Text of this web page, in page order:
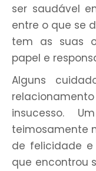
ser saudável
entre o que se
tem as suas
papel e
Alguns
insucesso.
teimosamente
de felicidade e
que encontrou